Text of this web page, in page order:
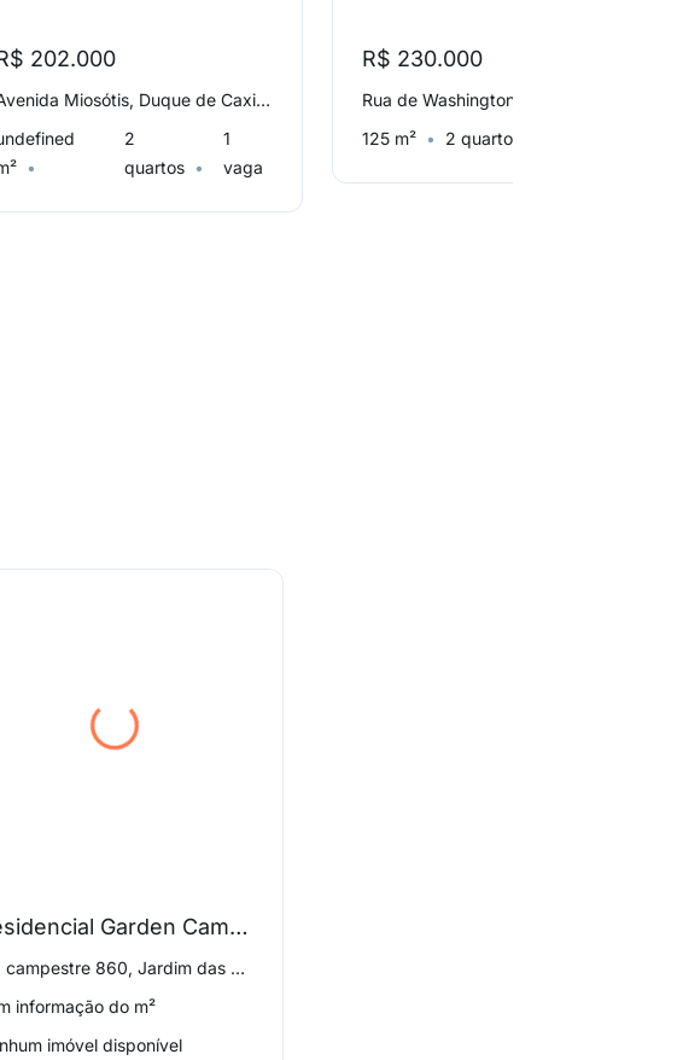
202.000
Avenida Miosótis, Duque de Caxias
2
quartos
1
vaga
R$ 230.000
125 m²
2 quartos
Residencial Garden Campestre
rua campestre 860, Jardim das Alterosas 1a Secao
informação do m²
imóvel disponível